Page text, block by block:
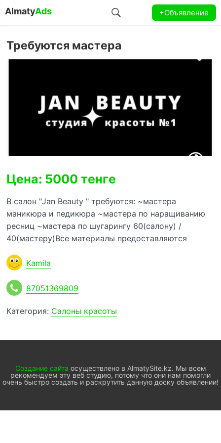
AlmatyAds +Объявление
Требуются мастера
Цена: 5000 тенге
В салон "Jan Beauty " требуются: ~мастера
маникюра и педикюра ~мастера по наращиванию
ресниц ~мастера по шугарингу 60(салону) /
40(мастеру)Все материалы предоставляются
Kamila
87051369809
Категория: Салоны красоты
Создание сайта осуществлено в AlmatySite.kz. Мы всем
рекомендуем эту веб студию, потому что они нам помогли
очень быстро создать и раскрутить данную доску объявлении!